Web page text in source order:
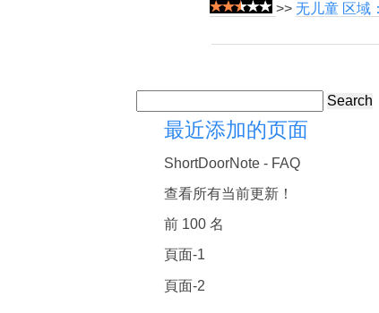
>> 无儿童 区域
Search
最近添加的页面
ShortDoorNote - FAQ
查看所有当前更新！
前 100 名
頁面-1
頁面-2